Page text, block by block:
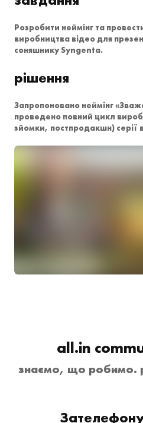
Розробити неймінг та
виробництва відео для
соняшнику Syngenta.
рішення
Запропоновано неймінг
проведено повний цикл
зйомки, постпродакшн) серії
all.in
знаємо, що робимо.